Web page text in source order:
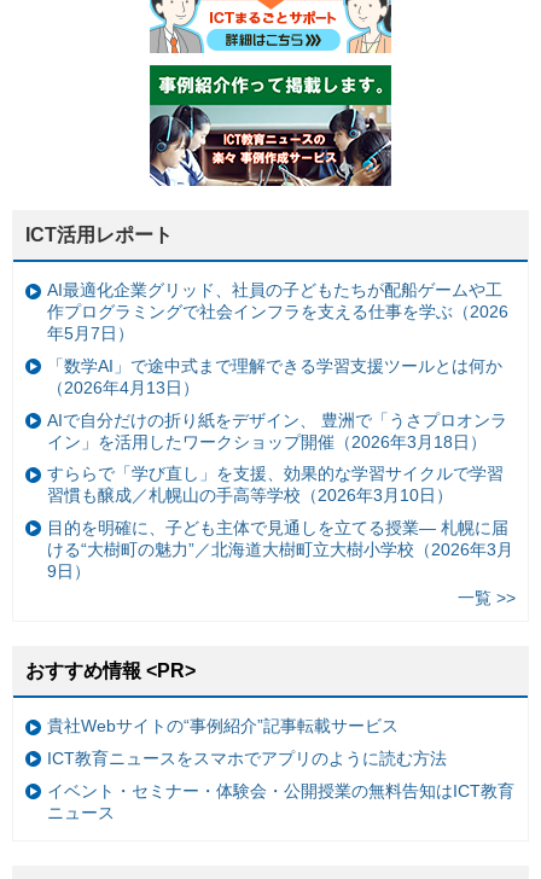
ICT活用レポート
AI最適化企業グリッド、社員の子どもたちが配船ゲームや工
作プログラミングで社会インフラを支える仕事を学ぶ（2026
年5月7日）
「数学AI」で途中式まで理解できる学習支援ツールとは何か
（2026年4月13日）
AIで自分だけの折り紙をデザイン、 豊洲で「うさプロオンラ
イン」を活用したワークショップ開催（2026年3月18日）
すららで「学び直し」を支援、効果的な学習サイクルで学習
習慣も醸成／札幌山の手高等学校（2026年3月10日）
目的を明確に、子ども主体で見通しを立てる授業— 札幌に届
ける“大樹町の魅力”／北海道大樹町立大樹小学校（2026年3月
9日）
一覧 >>
おすすめ情報 <PR>
貴社Webサイトの“事例紹介”記事転載サービス
ICT教育ニュースをスマホでアプリのように読む方法
イベント・セミナー・体験会・公開授業の無料告知はICT教育
ニュース